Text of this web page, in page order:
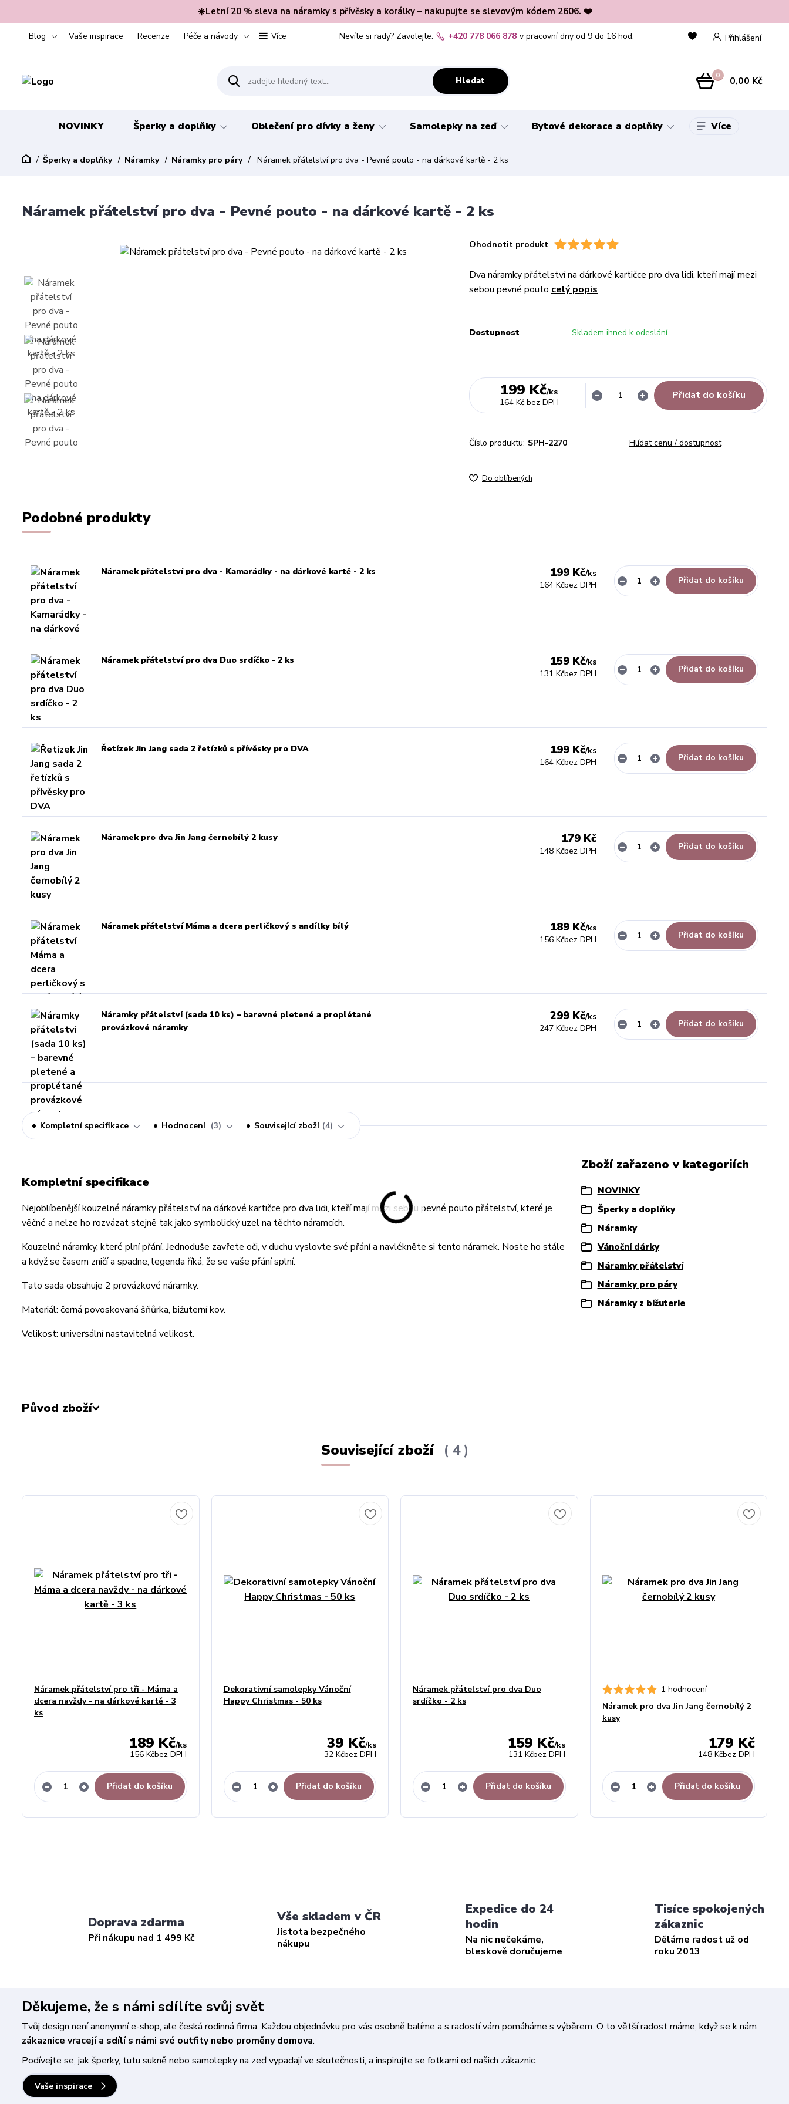
☀️Letní 20 % sleva na náramky s přívěsky a korálky – nakupujte se slevovým kódem 2606. ❤️
Blog Vaše inspirace Recenze Péče a návody Více Přihlášení
Hledat
Nevíte si rady? Zavolejte. +420 778 066 878 v pracovní dny od 9 do 16 hod.
0 0,00 Kč
NOVINKY Šperky a doplňky Oblečení pro dívky a ženy Samolepky na zeď Bytové dekorace a doplňky Více
Šperky a doplňky Náramky Náramky pro páry Náramek přátelství pro dva - Pevné pouto - na dárkové kartě - 2 ks
Náramek přátelství pro dva - Pevné pouto - na dárkové kartě - 2 ks
Ohodnotit produkt
Dva náramky přátelství na dárkové kartičce pro dva lidi, kteří mají mezi
sebou pevné pouto celý popis
Dostupnost Skladem ihned k odeslání
199 Kč/ks
164 Kč bez DPH
Přidat do košíku
Číslo produktu: SPH-2270 Hlídat cenu / dostupnost
Do oblíbených
Podobné produkty
Náramek přátelství pro dva - Kamarádky - na dárkové kartě - 2 ks 199 Kč/ks
164 Kčbez DPH Přidat do košíku
Náramek přátelství pro dva Duo srdíčko - 2 ks 159 Kč/ks
131 Kčbez DPH Přidat do košíku
Řetízek Jin Jang sada 2 řetízků s přívěsky pro DVA 199 Kč/ks
164 Kčbez DPH Přidat do košíku
Náramek pro dva Jin Jang černobílý 2 kusy 179 Kč
148 Kčbez DPH Přidat do košíku
Náramek přátelství Máma a dcera perličkový s andílky bílý 189 Kč/ks
156 Kčbez DPH Přidat do košíku
Náramky přátelství (sada 10 ks) – barevné pletené a proplétané
provázkové náramky
299 Kč/ks
247 Kčbez DPH Přidat do košíku
Kompletní specifikace Hodnocení 3 Související zboží 4
Kompletní specifikace
Nejoblíbenější kouzelné náramky přátelství na dárkové kartičce pro dva lidi, kteří mají mezi sebou pevné pouto přátelství, které je
věčné a nelze ho rozvázat stejně tak jako symbolický uzel na těchto náramcích.
Kouzelné náramky, které plní přání. Jednoduše zavřete oči, v duchu vyslovte své přání a navlékněte si tento náramek. Noste ho stále
a když se časem zničí a spadne, legenda říká, že se vaše přání splní.
Tato sada obsahuje 2 provázkové náramky.
Materiál: černá povoskovaná šňůrka, bižuterní kov.
Velikost: universální nastavitelná velikost.
Původ zboží
Zboží zařazeno v kategoriích
NOVINKY
Šperky a doplňky
Náramky
Vánoční dárky
Náramky přátelství
Náramky pro páry
Náramky z bižuterie
Související zboží 4
Náramek přátelství pro tři - Máma a
dcera navždy - na dárkové kartě - 3
ks
189 Kč/ks
156 Kčbez DPH
Přidat do košíku
Dekorativní samolepky Vánoční
Happy Christmas - 50 ks
39 Kč/ks
32 Kčbez DPH
Přidat do košíku
Náramek přátelství pro dva Duo
srdíčko - 2 ks
159 Kč/ks
131 Kčbez DPH
Přidat do košíku
1 hodnocení
Náramek pro dva Jin Jang černobílý 2
kusy
179 Kč
148 Kčbez DPH
Přidat do košíku
Doprava zdarma
Při nákupu nad 1 499 Kč
Vše skladem v ČR
Jistota bezpečného
nákupu
Expedice do 24
hodin
Na nic nečekáme,
bleskově doručujeme
Tisíce spokojených
zákaznic
Děláme radost už od
roku 2013
Děkujeme, že s námi sdílíte svůj svět
Tvůj design není anonymní e-shop, ale česká rodinná firma. Každou objednávku pro vás osobně balíme a s radostí vám pomáháme s výběrem. O to větší radost máme, když se k nám
zákaznice vracejí a sdílí s námi své outfity nebo proměny domova.
Podívejte se, jak šperky, tutu sukně nebo samolepky na zeď vypadají ve skutečnosti, a inspirujte se fotkami od našich zákaznic.
Vaše inspirace